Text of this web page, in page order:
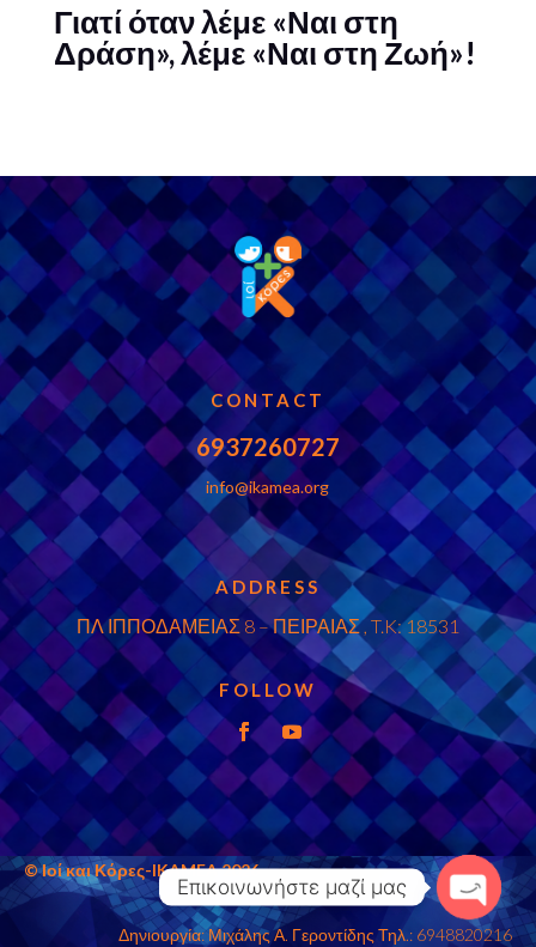
Γιατί όταν λέμε «Ναι στη
Δράση», λέμε «Ναι στη Ζωή»!
CONTACT
6937260727
info@ikamea.org
ADDRESS
ΠΛ ΙΠΠΟΔΑΜΕΙΑΣ 8 – ΠΕΙΡΑΙΑΣ , T.K: 18531
FOLLOW
© ΙοίκαιΚόρες-IKAMEA 2026
Δηνιουργία: Μιχάλης Α. Γεροντίδης Τηλ.: 6948820216
Επικοινωνήστε μαζί μας
Open